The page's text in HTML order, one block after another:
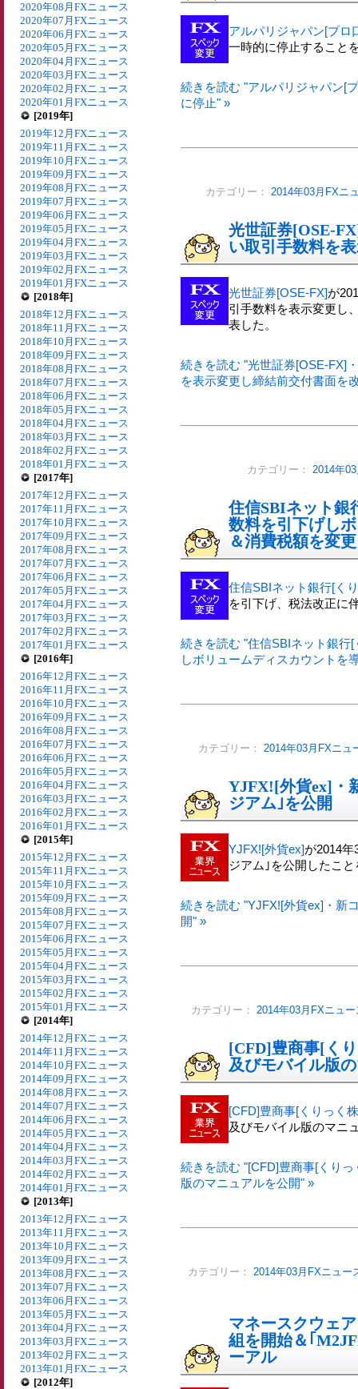
2020年08月FXニュース
2020年07月FXニュース
2020年06月FXニュース
2020年05月FXニュース
2020年04月FXニュース
2020年03月FXニュース
2020年02月FXニュース
2020年01月FXニュース
[2019年]
2019年12月FXニュース
2019年11月FXニュース
2019年10月FXニュース
2019年09月FXニュース
2019年08月FXニュース
2019年07月FXニュース
2019年06月FXニュース
2019年05月FXニュース
2019年04月FXニュース
2019年03月FXニュース
2019年02月FXニュース
2019年01月FXニュース
[2018年]
2018年12月FXニュース
2018年11月FXニュース
2018年10月FXニュース
2018年09月FXニュース
2018年08月FXニュース
2018年07月FXニュース
2018年06月FXニュース
2018年05月FXニュース
2018年04月FXニュース
2018年03月FXニュース
2018年02月FXニュース
2018年01月FXニュース
[2017年]
2017年12月FXニュース
2017年11月FXニュース
2017年10月FXニュース
2017年09月FXニュース
2017年08月FXニュース
2017年07月FXニュース
2017年06月FXニュース
2017年05月FXニュース
2017年04月FXニュース
2017年03月FXニュース
2017年02月FXニュース
2017年01月FXニュース
[2016年]
2016年12月FXニュース
2016年11月FXニュース
2016年10月FXニュース
2016年09月FXニュース
2016年08月FXニュース
2016年07月FXニュース
2016年06月FXニュース
2016年05月FXニュース
2016年04月FXニュース
2016年03月FXニュース
2016年02月FXニュース
2016年01月FXニュース
[2015年]
2015年12月FXニュース
2015年11月FXニュース
2015年10月FXニュース
2015年09月FXニュース
2015年08月FXニュース
2015年07月FXニュース
2015年06月FXニュース
2015年05月FXニュース
2015年04月FXニュース
2015年03月FXニュース
2015年02月FXニュース
2015年01月FXニュース
[2014年]
2014年12月FXニュース
2014年11月FXニュース
2014年10月FXニュース
2014年09月FXニュース
2014年08月FXニュース
2014年07月FXニュース
2014年06月FXニュース
2014年05月FXニュース
2014年04月FXニュース
2014年03月FXニュース
2014年02月FXニュース
2014年01月FXニュース
[2013年]
2013年12月FXニュース
2013年11月FXニュース
2013年10月FXニュース
2013年09月FXニュース
2013年08月FXニュース
2013年07月FXニュース
2013年06月FXニュース
2013年05月FXニュース
2013年04月FXニュース
2013年03月FXニュース
2013年02月FXニュース
2013年01月FXニュース
[2012年]
アルパリジャパン[プロ
一時的に停止すること
続きを読む "アルパリジャパン[
に停止" »
カテゴリー： 2014年03月FXニ
光世証券[OSE-
い取引手数料を
光世証券[OSE-FX]が
引手数料を表示変更し
表した。
続きを読む "光世証券[OSE-FX]
を表示変更し締結前交付書面を
カテゴリー： 2014年
住信SBIネット銀
数料を引下げし
＆消費税額を変更
住信SBIネット銀行[く
を引下げ、税法改正に
続きを読む "住信SBIネット銀行
しボリュームディスカウントを
カテゴリー： 2014年03月FXニュ
YJFX![外貨ex]・
ジアム｣を公開
YJFX![外貨ex]が2014
ジアム｣を公開したこ
続きを読む "YJFX![外貨ex]・新
開" »
カテゴリー： 2014年03月FXニュー
[CFD]豊商事[く
及びモバイル版
[CFD]豊商事[くりっく
及びモバイル版のマニ
続きを読む "[CFD]豊商事[くり
版のマニュアルを公開" »
カテゴリー： 2014年03月FXニュー
マネースクウェ
組を開始＆｢
ーアル